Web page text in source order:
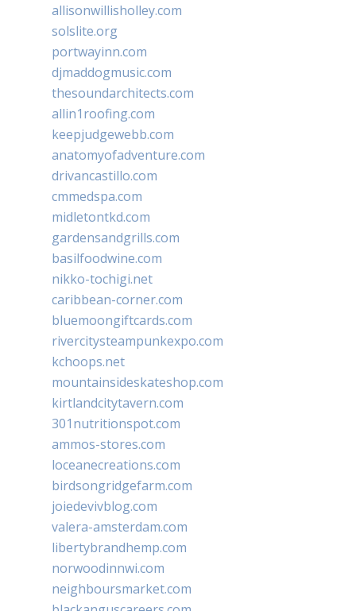
allisonwillisholley.com
solslite.org
portwayinn.com
djmaddogmusic.com
thesoundarchitects.com
allin1roofing.com
keepjudgewebb.com
anatomyofadventure.com
drivancastillo.com
cmmedspa.com
midletontkd.com
gardensandgrills.com
basilfoodwine.com
nikko-tochigi.net
caribbean-corner.com
bluemoongiftcards.com
rivercitysteampunkexpo.com
kchoops.net
mountainsideskateshop.com
kirtlandcitytavern.com
301nutritionspot.com
ammos-stores.com
loceanecreations.com
birdsongridgefarm.com
joiedevivblog.com
valera-amsterdam.com
libertybrandhemp.com
norwoodinnwi.com
neighboursmarket.com